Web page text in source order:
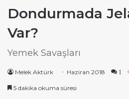
Dondurmada
Var?
Yemek Savaşları
Melek Aktürk Haziran 2018 1
5 dakika okuma süresi